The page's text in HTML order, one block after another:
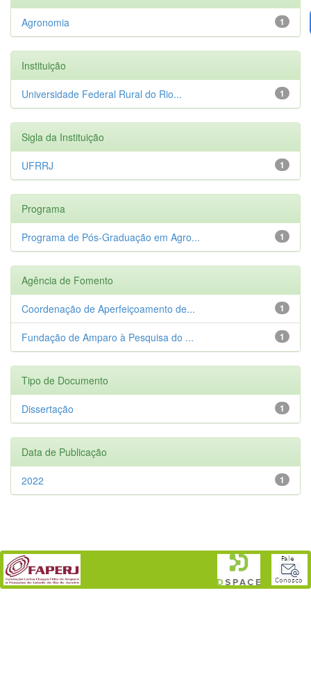
1
Agronomia
Instituição
1
Universidade Federal Rural do Rio...
Sigla da Instituição
1
UFRRJ
Programa
1
Programa de Pós-Graduação em Agro...
Agência de Fomento
1
Coordenação de Aperfeiçoamento de...
1
Fundação de Amparo à Pesquisa do ...
Tipo de Documento
1
Dissertação
Data de Publicação
1
2022